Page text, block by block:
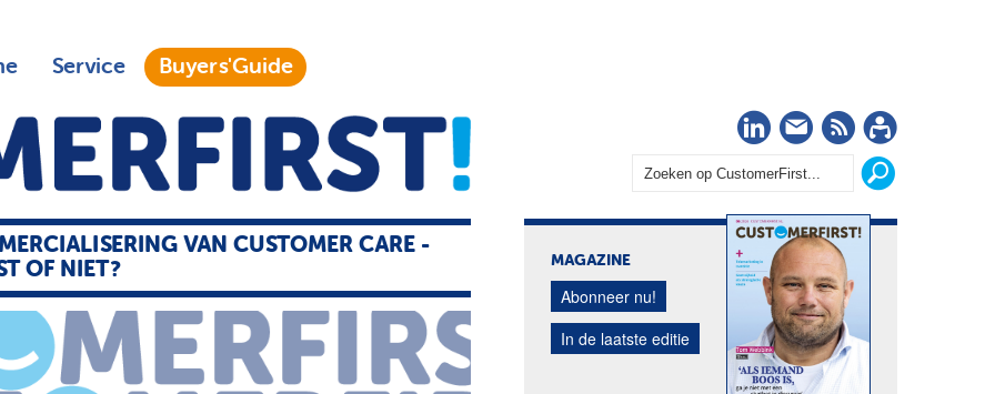
Service Buyers'Guide
LinkedIn
Nieuwsbrief
RSS
VAN CUSTOMER CARE -
OF NIET?
MAGAZINE
Abonneer nu!
In de laatste editie